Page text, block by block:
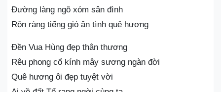
Đường làng ngõ xóm sân đình
Rộn ràng tiếng gió ân tình quê hương
Đền Vua Hùng đẹp thân thương
Rêu phong cổ kính mây sương ngàn đời
Quê hương ôi đẹp tuyệt vời